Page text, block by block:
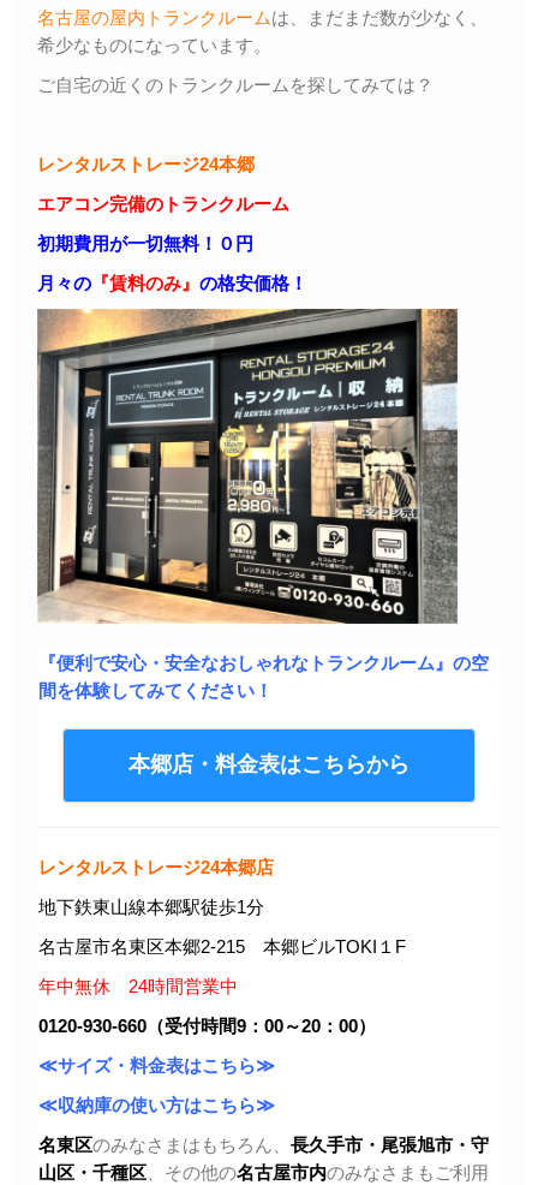
名古屋の屋内トランクルームは、まだまだ数が少なく、
希少なものになっています。
ご自宅の近くのトランクルームを探してみては？
レンタルストレージ24本郷
エアコン完備のトランクルーム
初期費用が一切無料！０円
月々の 『賃料のみ』 の格安価格！
『便利で安心・安全なおしゃれなトランクルーム』の空
間を体験してみてください！
本郷店・料金表はこちらから
レンタルストレージ24本郷店
地下鉄東山線本郷駅徒歩1分
名古屋市名東区本郷2-215 本郷ビルTOKI１F
年中無休 24時間営業中
0120-930-660（受付時間9：00～20：00）
≪サイズ・料金表はこちら≫
≪収納庫の使い方はこちら≫
名東区のみなさまはもちろん、 長久手市・尾張旭市 ・守
山区・千種区 、その他の名古屋市内のみなさまもご利用